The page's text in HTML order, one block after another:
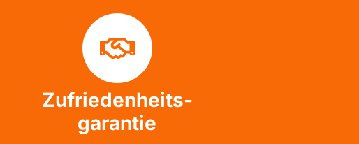
Zufriedenheits-
garantie